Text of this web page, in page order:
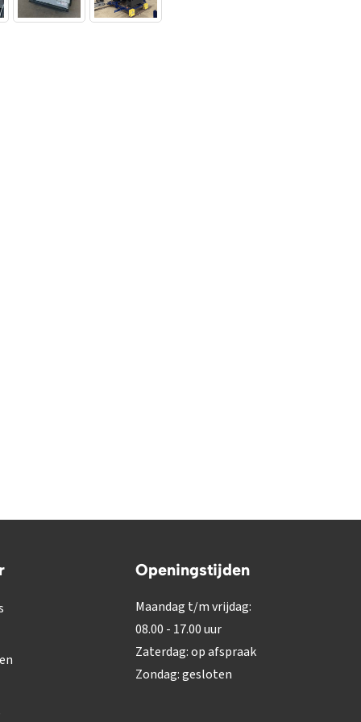
Openingstijden
Maandag t/m vrijdag:
08.00 - 17.00 uur
Zaterdag: op afspraak
Zondag: gesloten